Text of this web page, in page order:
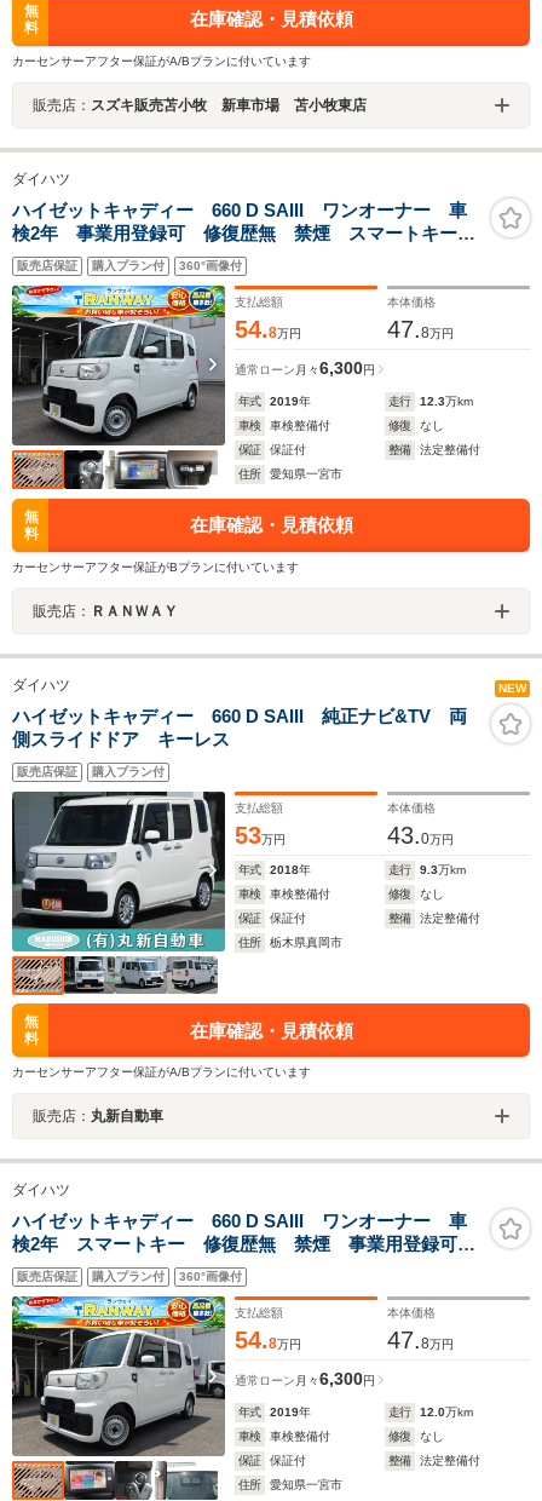
無
料
在庫確認・見積依頼
カーセンサーアフター保証がA/Bプランに付いています
販売店： スズキ販売苫小牧 新車市場 苫小牧東店
ダイハツ
ハイゼットキャディー 660 D SAIII ワンオーナー 車
検2年 事業用登録可 修復歴無 禁煙 スマートキー
プッシュスタート 純正ナビ フルセグTV Bluetooth
ETC アイドリングストップ オートマッチックハイビ
ーム 両側スライドドア
販売店保証 購入プラン付 360°画像付
支払総額
54.8万円
本体価格
47.8万円
通常ローン 月々6,300円
年式 2019年 走行 12.3万km
車検
車検整備付 修復
なし
保証
保証付 整備
法定整備付
住所
愛知県一宮市
無
料
在庫確認・見積依頼
カーセンサーアフター保証がBプランに付いています
販売店： ＲＡＮＷＡＹ
ダイハツ NEW
ハイゼットキャディー 660 D SAIII 純正ナビ&TV 両
側スライドドア キーレス
販売店保証 購入プラン付
支払総額
53万円
本体価格
43.0万円
年式 2018年 走行 9.3万km
車検
車検整備付 修復
なし
保証
保証付 整備
法定整備付
住所
栃木県真岡市
無
料
在庫確認・見積依頼
カーセンサーアフター保証がA/Bプランに付いています
販売店： 丸新自動車
ダイハツ
ハイゼットキャディー 660 D SAIII ワンオーナー 車
検2年 スマートキー 修復歴無 禁煙 事業用登録可
ナビ Bluetoothオーディオ フルセグTV プッシュスタ
ート レーンキープアシスト アイドリングストップ
オートマチックハイビーム
販売店保証 購入プラン付 360°画像付
支払総額
54.8万円
本体価格
47.8万円
通常ローン 月々6,300円
年式 2019年 走行 12.0万km
車検
車検整備付 修復
なし
保証
保証付 整備
法定整備付
住所
愛知県一宮市